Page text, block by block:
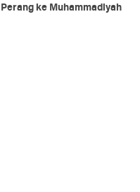
Perang ke Muhammadiyah